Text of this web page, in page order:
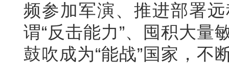
频参加军演、推进部署
谓“反击能力”、囤积大量
鼓吹成为“能战”国家，不